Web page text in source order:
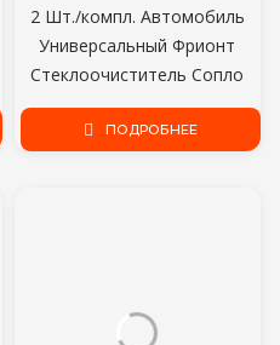
2 Шт./компл. Автомобиль
Универсальный Фрионт
Стеклоочиститель Сопло
Струйный Распылитель
Наборы Спринклерный
ПОДРОБНЕЕ